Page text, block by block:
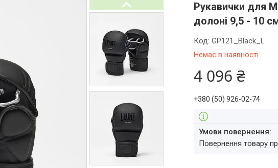
Рукавички для
долоні 9,5 - 10
Немає в наявності
Код:GP121_Black_L
4 096 ₴
+380 (50) 926-02-74
повернення товару